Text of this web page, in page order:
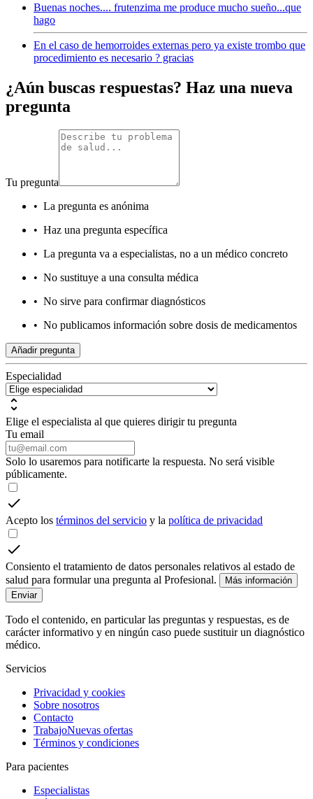
Buenas noches.... frutenzima me produce mucho sueño...que
hago
En el caso de hemorroides externas pero ya existe trombo que
procedimiento es necesario ? gracias
¿Aún buscas respuestas? Haz una nueva
pregunta
Tu pregunta
• La pregunta es anónima
• Haz una pregunta específica
• La pregunta va a especialistas, no a un médico concreto
• No sustituye a una consulta médica
• No sirve para confirmar diagnósticos
• No publicamos información sobre dosis de medicamentos
Añadir pregunta
Especialidad
Elige el especialista al que quieres dirigir tu pregunta
Tu email
Solo lo usaremos para notificarte la respuesta. No será visible
públicamente.
Acepto los términos del servicio y la política de privacidad
Consiento el tratamiento de datos personales relativos al estado de
salud para formular una pregunta al Profesional.
Más información
Enviar
Todo el contenido, en particular las preguntas y respuestas, es de
carácter informativo y en ningún caso puede sustituir un diagnóstico
médico.
Servicios
Privacidad y cookies
Sobre nosotros
Contacto
TrabajoNuevas ofertas
Términos y condiciones
Para pacientes
Especialistas